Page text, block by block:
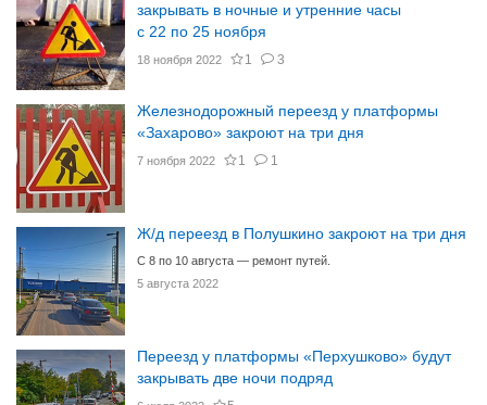
закрывать в ночные и утренние часы
с 22 по 25 ноября
18 ноября 2022 1 3
Железнодорожный переезд у платформы
«Захарово» закроют на три дня
7 ноября 2022 1 1
Ж/д переезд в Полушкино закроют на три дня
С 8 по 10 августа — ремонт путей.
5 августа 2022
Переезд у платформы «Перхушково» будут
закрывать две ночи подряд